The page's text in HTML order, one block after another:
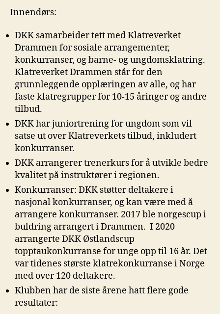
Innendørs:
DKK samarbeider tett med Klatreverket
Drammen for sosiale arrangementer,
konkurranser, og barne- og ungdomsklatring.
Klatreverket Drammen står for den
grunnleggende opplæringen av alle, og har
faste klatregrupper for 10-15 åringer og andre
tilbud.
DKK har juniortrening for ungdom som vil
satse ut over Klatreverkets tilbud, inkludert
konkurranser.
DKK arrangerer trenerkurs for å utvikle bedre
kvalitet på instruktører i regionen.
Konkurranser: DKK støtter deltakere i
nasjonal konkurranser, og kan være med å
arrangere konkurranser. 2017 ble norgescup i
buldring arrangert i Drammen. I 2020
arrangerte DKK Østlandscup
topptaukonkurranse for unge opp til 16 år. Det
var tidenes største klatrekonkurranse i Norge
med over 120 deltakere.
Klubben har de siste årene hatt flere gode
resultater: